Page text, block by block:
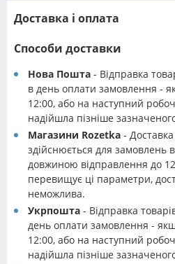
Доставка і оплата
Способи доставки
Нова Пошта - Відправка
в день оплати замовлення -
12:00, або на наступний
надійшла пізніше
Магазини Rozetka -
здійснюється для замовлень
довжиною відправлення до
перевищує ці параметри,
неможлива.
Укрпошта - Відправка
день оплати замовлення -
12:00, або на наступний
надійшла пізніше